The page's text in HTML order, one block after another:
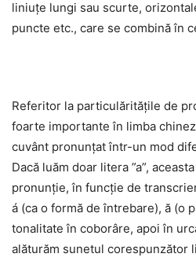
liniuțe lungi sau scurte,
puncte etc., care se combină în
Referitor la particulăritățile de
foarte importante în limba
cuvânt pronunțat într-un mod
Dacă luăm doar litera ”a”,
pronunție, în funcție de
á (ca o formă de întrebare), ă (o
tonalitate în coborâre, apoi în
alăturăm sunetul corespunzător